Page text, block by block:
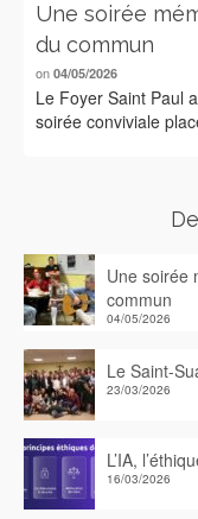
Une soirée
du commun
on 04/05/2026
Le Foyer Saint Paul
soirée conviviale
Une soirée
commun
04/05/2026
Le Saint-
23/03/2026
L’IA,
16/03/2026